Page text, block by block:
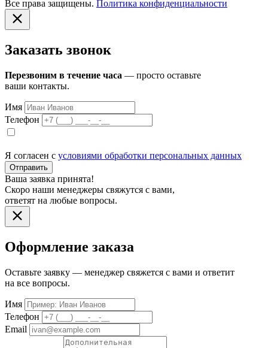
Все права защищены. Политика конфиденциальности
Заказать звонок
Перезвоним в течение часа — просто оставьте
ваши контакты.
Имя
Телефон
Я согласен с условиями обработки персональных данных
Отправить
Ваша заявка принята!
Скоро наши менеджеры свяжутся с вами,
ответят на любые вопросы.
Оформление заказа
Оставьте заявку — менеджер свяжется с вами и ответит
на все вопросы.
Имя
Телефон
Email